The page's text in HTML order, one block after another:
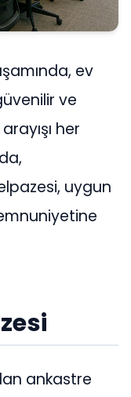
ev
ve
her
uygun
ankastre